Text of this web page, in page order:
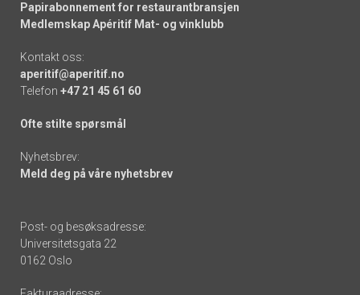
Papirabonnement for restaurantbransjen
Medlemskap Apéritif Mat- og vinklubb
Kontakt oss:
aperitif@aperitif.no
Telefon +47 21 45 61 60
Ofte stilte spørsmål
Nyhetsbrev:
Meld deg på våre nyhetsbrev
Post- og besøksadresse:
Universitetsgata 22
0162 Oslo